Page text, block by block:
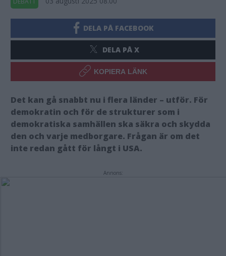
DELA PÅ FACEBOOK
DELA PÅ X
KOPIERA LÄNK
Det kan gå snabbt nu i flera länder – utför. För
demokratin och för de strukturer som i
demokratiska samhällen ska säkra och skydda
den och varje medborgare. Frågan är om det
inte redan gått för långt i USA.
Annons: